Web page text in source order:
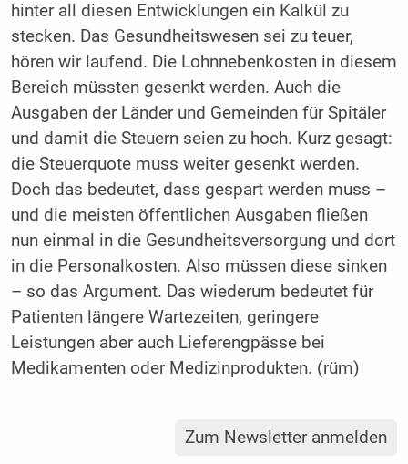
hinter all diesen Entwicklungen ein Kalkül zu
stecken. Das Gesundheitswesen sei zu teuer,
hören wir laufend. Die Lohnnebenkosten in diesem
Bereich müssten gesenkt werden. Auch die
Ausgaben der Länder und Gemeinden für Spitäler
und damit die Steuern seien zu hoch. Kurz gesagt:
die Steuerquote muss weiter gesenkt werden.
Doch das bedeutet, dass gespart werden muss –
und die meisten öffentlichen Ausgaben fließen
nun einmal in die Gesundheitsversorgung und dort
in die Personalkosten. Also müssen diese sinken
– so das Argument. Das wiederum bedeutet für
Patienten längere Wartezeiten, geringere
Leistungen aber auch Lieferengpässe bei
Medikamenten oder Medizinprodukten. (rüm)
Zum Newsletter anmelden